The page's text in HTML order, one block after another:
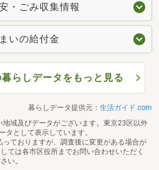
・ごみ収集情報
いの給付金
らしデータをもっと見る
暮らしデータ提供元： 生活ガイド.com
域及びデータがございます。東京23区以外
タとして表示しています。
ておりますが、調査後に変更がある場合が
ては各市区役所までお問い合わせいただく
い。